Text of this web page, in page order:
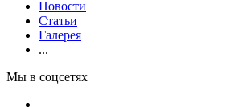
Новости
Статьи
Галерея
...
Мы в соцсетях